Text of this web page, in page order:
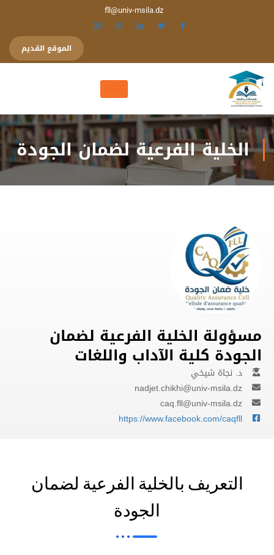
fll@univ-msila.dz
الموقع القديم
الخلية الفرعية لضمان الجودة
مسؤولة الخلية الفرعية لضمان
الجودة كلية الآداب واللغات
د. نجاة شيخي
nadjet.chikhi@univ-msila.dz
caq.fll@univ-msila.dz
https://www.facebook.com/caqfll
التعريف بالخلية الفرعية لضمان
الجودة